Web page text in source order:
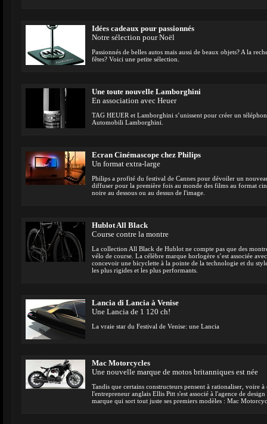
Idées cadeaux pour passionnés
Notre sélection pour Noël
Passionnés de belles autos mais aussi de beaux objets? A la
fêtes? Voici une petite sélection.
Une toute nouvelle Lamborghini
En association avec Heuer
TAG HEUER et Lamborghini s’unissent pour créer un
Automobili Lamborghini.
Ecran Cinémascope chez Philips
Un format extra-large
Philips a profité du festival de Cannes pour dévoiler un
diffuser pour la première fois au monde des films au format
noire au dessous ou au dessus de l'image.
Hublot All Black
Course contre la montre
La collection All Black de Hublot ne compte pas que des
vélo de course. La célèbre marque horlogère s’est associée
concevoir une bicyclette à la pointe de la technologie et du
les plus rigides et les plus performants.
Lancia di Lancia à Venise
Une Lancia de 1 120 ch!
La vraie star du Festival de Venise: une Lancia
Mac Motorcycles
Une nouvelle marque de motos britanniques est née
Tandis que certains constructeurs pensent à rationaliser, voire
l'entrepreneur anglais Ellis Pitt s'est associé à l'agence de
marque qui sort tout juste ses premiers modèles : Mac